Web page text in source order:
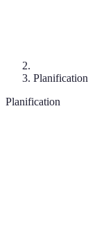
Planification
Planification